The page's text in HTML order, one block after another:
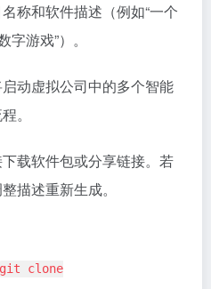
称和软件描述（例如“一个
游戏”）。
动虚拟公司中的多个智能
。
载软件包或分享链接。若
描述重新生成。
git clone